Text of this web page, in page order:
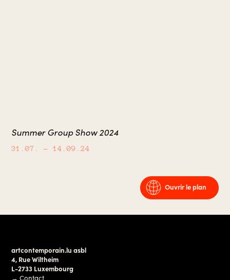
Summer Group Show 2024
31.07. – 14.09.24
Ouvrir le plan
artcontemporain.lu asbl
4, Rue Wiltheim
L-2733 Luxembourg
→Contact